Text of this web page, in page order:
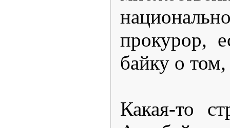
прокурор,
байку о
Какая-то